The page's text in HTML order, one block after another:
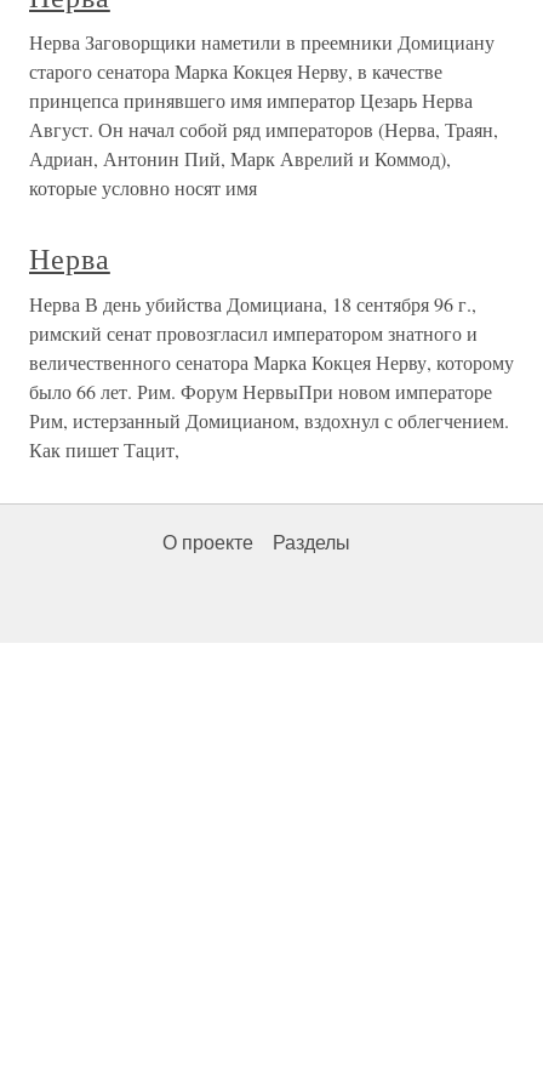
Нерва Заговорщики наметили в преемники Домициану
старого сенатора Мар­ка Кокцея Нерву, в качестве
принцепса принявшего имя император Це­зарь Нерва
Август. Он начал собой ряд императоров (Нерва, Траян,
Адри­ан, Антонин Пий, Марк Аврелий и Коммод),
которые условно носят имя
Нерва
Нерва В день убийства Домициана, 18 сентября 96 г.,
римский сенат провозгласил императором знатного и
величественного сенатора Марка Кокцея Нерву, которому
было 66 лет. Рим. Форум НервыПри новом императоре
Рим, истерзанный Домицианом, вздохнул с облегчением.
Как пишет Тацит,
О проекте Разделы